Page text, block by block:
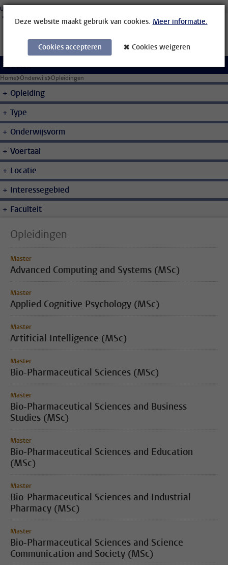
Universiteit Leiden
Menu
Home Onderwijs Opleidingen
Opleiding
Type
Onderwijsvorm
Voertaal
Locatie
Interessegebied
Faculteit
Opleidingen
Master
Advanced Computing and Systems (MSc)
Master
Applied Cognitive Psychology (MSc)
Master
Artificial Intelligence (MSc)
Master
Bio-Pharmaceutical Sciences (MSc)
Master
Bio-Pharmaceutical Sciences and Business
Studies (MSc)
Master
Bio-Pharmaceutical Sciences and Education
(MSc)
Master
Bio-Pharmaceutical Sciences and Industrial
Pharmacy (MSc)
Master
Bio-Pharmaceutical Sciences and Science
Communication and Society (MSc)
Deze website maakt gebruik van cookies. Meer informatie.
Cookies accepteren Cookies weigeren